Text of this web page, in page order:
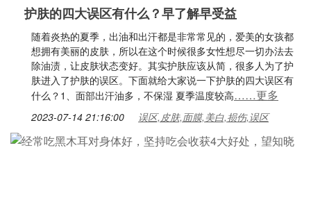
护肤的四大误区有什么？早了解早受益
随着炎热的夏季，出油和出汗都是非常常见的，爱美的女孩都
想拥有美丽的皮肤，所以在这个时候很多女性想尽一切办法去
除油渍，让皮肤状态变好。其实护肤应该从简，很多人为了护
肤进入了护肤的误区。下面就给大家说一下护肤的四大误区有
什么？1、面部出汗油多，不保湿 夏季温度较高……更多
2023-07-14 21:16:00 误区,皮肤,面膜,美白,损伤,误区